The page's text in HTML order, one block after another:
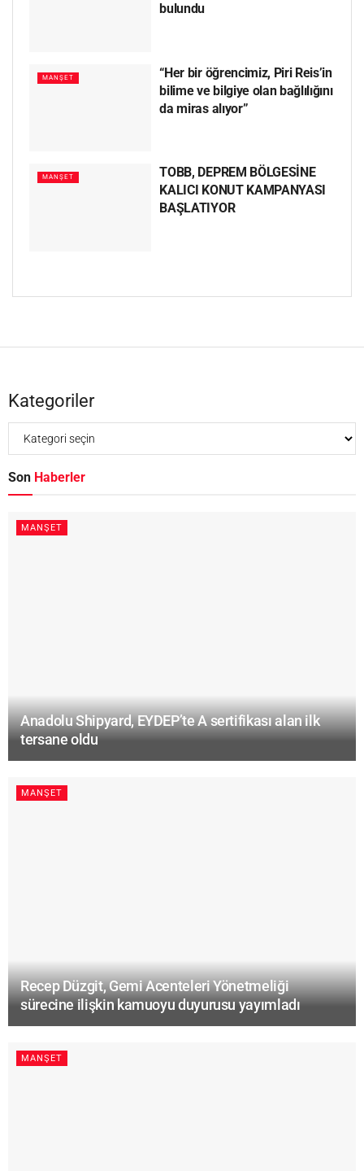
bulundu
MANŞET
“Her bir öğrencimiz, Piri Reis’in
bilime ve bilgiye olan bağlılığını
da miras alıyor”
MANŞET
TOBB, DEPREM BÖLGESİNE
KALICI KONUT KAMPANYASI
BAŞLATIYOR
Kategoriler
Son Haberler
MANŞET
Anadolu Shipyard, EYDEP’te A sertifikası alan ilk
tersane oldu
MANŞET
Recep Düzgit, Gemi Acenteleri Yönetmeliği
sürecine ilişkin kamuoyu duyurusu yayımladı
MANŞET